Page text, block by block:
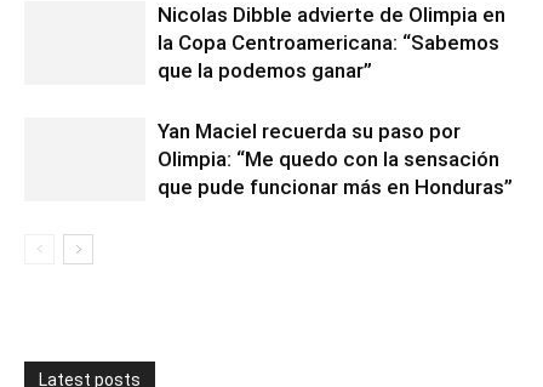
Nicolas Dibble advierte de Olimpia en
la Copa Centroamericana: “Sabemos
que la podemos ganar”
Yan Maciel recuerda su paso por
Olimpia: “Me quedo con la sensación
que pude funcionar más en Honduras”
Latest posts